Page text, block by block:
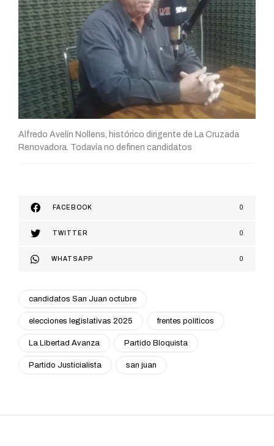
Alfredo Avelín Nollens, histórico dirigente de La Cruzada
Renovadora. Todavía no definen candidatos
FACEBOOK 0
TWITTER 0
WHATSAPP 0
candidatos San Juan octubre
elecciones legislativas 2025 frentes políticos
La Libertad Avanza Partido Bloquista
Partido Justicialista san juan